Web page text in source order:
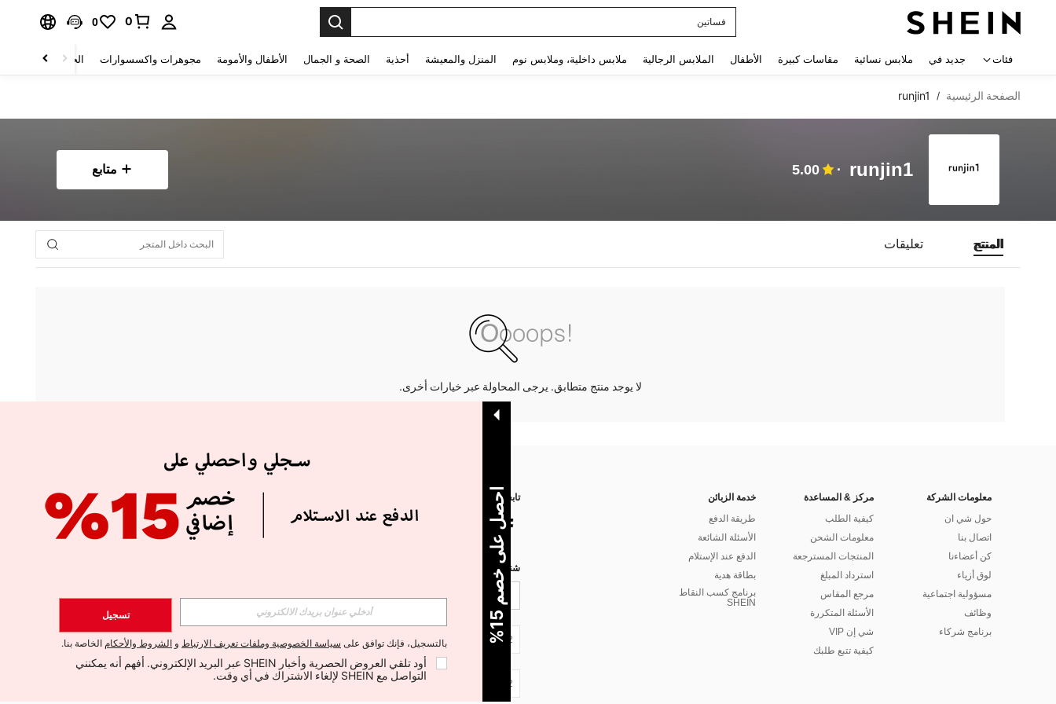
فساتين
0
0
فئات جديد في ملابس نسائية مقاسات كبيرة الأطفال الملابس الرجالية ملابس داخلية، وملابس نوم المنزل والمعيشة أحذية الصحة و الجمال الأطفال والأمومة مجوهرات واكسسوارات الحقائب والأمتعة
الصفحة الرئيسية /
runjin1
runjin1
5.00 متابع
المنتج تعليقات
لا يوجد منتج متطابق. يرجى المحاولة عبر خيارات أخرى.
معلومات الشركة
حول شي ان
اتصال بنا
كن أعضاءنا
لوق أزياء
مسؤولية اجتماعية
وظائف
برنامج شركاء
مركز & المساعدة
كيفية الطلب
معلومات الشحن
المنتجات المسترجعة
استرداد المبلغ
مرجع المقاس
الأسئلة المتكررة
شي إن VIP
كيفية تتبع طلبك
خدمة الزبائن
طريقة الدفع
الأسئلة الشائعة
الدفع عند الإستلام
بطاقة هدية
برنامج كسب النقاط
SHEIN
تابعنا على
شتركي مع شي إن لتصلك أخبار الموضة
الإشتراك
JO + 962 اشتراك
JO + 962
ا
ح
ص
ل
ع
ل
ى
خ
ص
م
1
5
%
تسجيل
بالتسجيل، فإنك توافق على سياسة الخصوصية وملفات تعريف الارتباط و الشروط والأحكام الخاصة بنا.
أود تلقي العروض الحصرية وأخبار SHEIN عبر البريد الإلكتروني. أفهم أنه يمكنني
التواصل مع SHEIN لإلغاء الاشتراك في أي وقت.